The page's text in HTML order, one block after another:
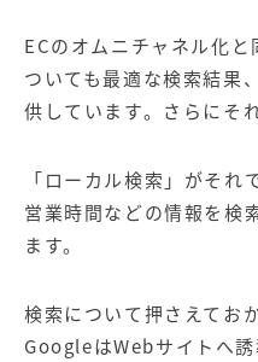
ECのオムニチャネル化
ついても最適な検索結果
供しています。さらにそ
「ローカル検索」がそれ
営業時間などの情報を検
ます。
検索について押さえてお
GoogleはWebサイトへ